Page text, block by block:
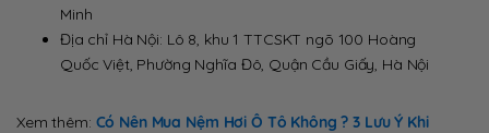
Minh
Địa chỉ Hà Nội: Lô 8, khu 1 TTCSKT ngõ 100 Hoàng
Quốc Việt, Phường Nghĩa Đô, Quận Cầu Giấy, Hà Nội
Xem thêm: Có Nên Mua Nệm Hơi Ô Tô Không ? 3 Lưu Ý Khi